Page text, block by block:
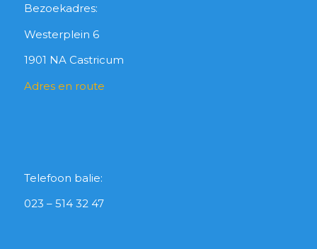
Bezoekadres:
Westerplein 6
1901 NA Castricum
Adres en route
Telefoon balie:
023 – 514 32 47